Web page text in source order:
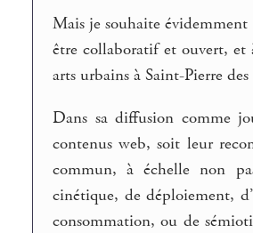
Mais je souhaite
être collaboratif et ouvert,
arts urbains à Saint-Pierre
Dans sa diffusion comme
contenus web, soit leur
commun, à échelle non
cinétique, de déploiement,
consommation, ou de